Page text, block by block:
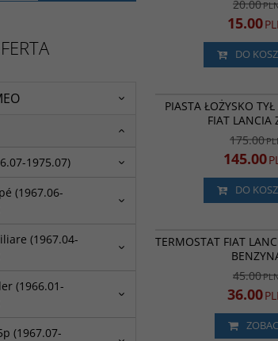
20.00
15.00
DO
PIASTA ŁOŻYSKO
FIAT LANCIA
175.00
145.00
DO
TERMOSTAT FIAT
45.00
36.00
1975.07)
(1967.06-
(1967.04-
(1966.01-
(1967.07-